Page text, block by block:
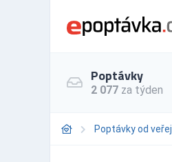
Poptávky
2 077 za týden
Poptávky od